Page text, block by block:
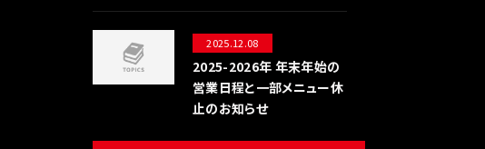
2025.12.08
2025-2026年 年末年始の
営業日程と一部メニュー休
止のお知らせ